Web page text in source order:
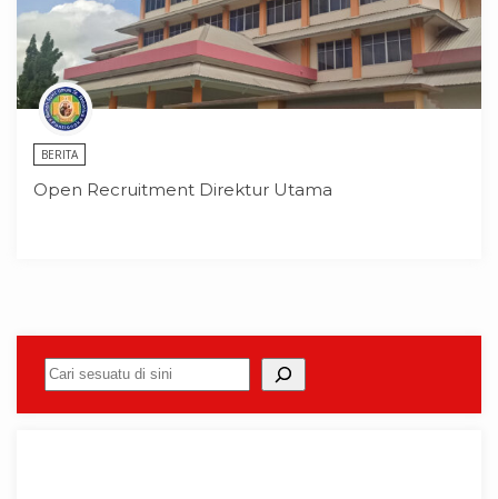
BERITA
Open Recruitment Direktur Utama
Cari